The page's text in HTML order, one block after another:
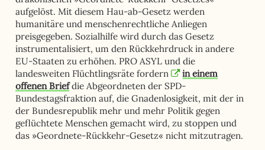
aufgelöst. Mit diesem Hau-ab-Gesetz werden
humanitäre und menschenrechtliche Anliegen
preisgegeben. Sozialhilfe wird durch das Gesetz
instrumentalisiert, um den Rückkehrdruck in andere
EU-Staaten zu erhöhen. PRO ASYL und die
landesweiten Flüchtlingsräte fordern
in einem
offenen Briefdie Abgeordneten der SPD-
Bundestagsfraktion auf, die Gnadenlosigkeit, mit der in
der Bundesrepublik mehr und mehr Politik gegen
geflüchtete Menschen gemacht wird, zu stoppen und
das »Geordnete-Rückkehr-Gesetz« nicht mitzutragen.